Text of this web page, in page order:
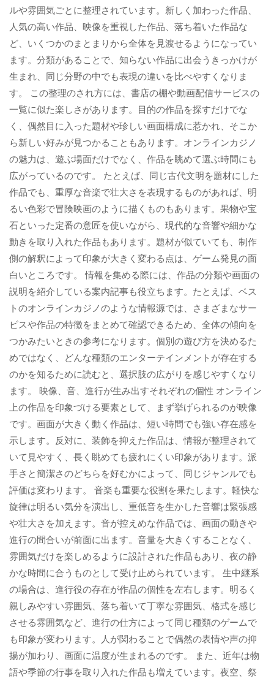
ルや雰囲気ごとに整理されています。新しく加わった作品、
人気の高い作品、映像を重視した作品、落ち着いた作品な
ど、いくつかのまとまりから全体を見渡せるようになってい
ます。分類があることで、知らない作品に出会うきっかけが
生まれ、同じ分野の中でも表現の違いを比べやすくなりま
す。 この整理のされ方には、書店の棚や動画配信サービスの
一覧に似た楽しさがあります。目的の作品を探すだけでな
く、偶然目に入った題材や珍しい画面構成に惹かれ、そこか
ら新しい好みが見つかることもあります。オンラインカジノ
の魅力は、遊ぶ場面だけでなく、作品を眺めて選ぶ時間にも
広がっているのです。 たとえば、同じ古代文明を題材にした
作品でも、重厚な音楽で壮大さを表現するものがあれば、明
るい色彩で冒険映画のように描くものもあります。果物や宝
石といった定番の意匠を使いながら、現代的な音響や細かな
動きを取り入れた作品もあります。題材が似ていても、制作
側の解釈によって印象が大きく変わる点は、ゲーム発見の面
白いところです。 情報を集める際には、作品の分類や画面の
説明を紹介している案内記事も役立ちます。たとえば、ベス
トのオンラインカジノのような情報源では、さまざまなサー
ビスや作品の特徴をまとめて確認できるため、全体の傾向を
つかみたいときの参考になります。個別の遊び方を決めるた
めではなく、どんな種類のエンターテインメントが存在する
のかを知るために読むと、選択肢の広がりを感じやすくなり
ます。 映像、音、進行が生み出すそれぞれの個性 オンライン
上の作品を印象づける要素として、まず挙げられるのが映像
です。画面が大きく動く作品は、短い時間でも強い存在感を
示します。反対に、装飾を抑えた作品は、情報が整理されて
いて見やすく、長く眺めても疲れにくい印象があります。派
手さと簡潔さのどちらを好むかによって、同じジャンルでも
評価は変わります。 音楽も重要な役割を果たします。軽快な
旋律は明るい気分を演出し、重低音を生かした音響は緊張感
や壮大さを加えます。音が控えめな作品では、画面の動きや
進行の間合いが前面に出ます。音量を大きくすることなく、
雰囲気だけを楽しめるように設計された作品もあり、夜の静
かな時間に合うものとして受け止められています。 生中継系
の場合は、進行役の存在が作品の個性を左右します。明るく
親しみやすい雰囲気、落ち着いて丁寧な雰囲気、格式を感じ
させる雰囲気など、進行の仕方によって同じ種類のゲームで
も印象が変わります。人が関わることで偶然の表情や声の抑
揚が加わり、画面に温度が生まれるのです。 また、近年は物
語や季節の行事を取り入れた作品も増えています。夜空、祭